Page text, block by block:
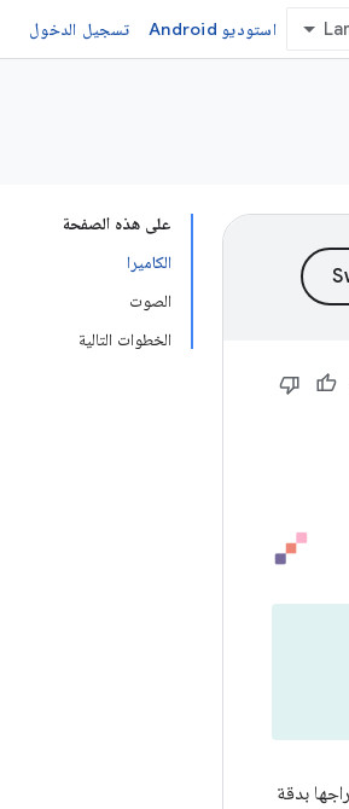
استوديو Android تسجيل الدخول
على هذه الصفحة
الكاميرا
الصوت
الخطوات التالية
بدقة